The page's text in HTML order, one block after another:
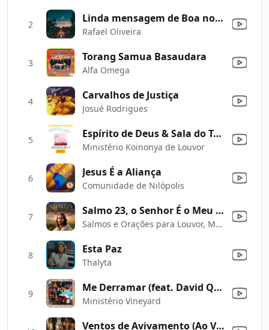
2 Linda mensagem de Boa noite
Rafael Oliveira
3 Torang Samua Basaudara
Alfa Omega
4 Carvalhos de Justiça
Josué Rodrigues
5 Espírito de Deus & Sala do Trono (feat. Nalma Dayer & Alda Célia)
Ministério Koinonya de Louvor
6 Jesus É a Aliança
Comunidade de Nilópolis
7 Salmo 23, o Senhor É o Meu Pastor, Nada Me Faltará
Salmos e Orações para Louvor, Meditação Alfa & Oraçoes de Fé
8 Esta Paz
Thalyta
9 Me Derramar (feat. David Quinlan) [Ao Vivo]
Ministério Vineyard
Ventos de Avivamento (Ao Vivo)